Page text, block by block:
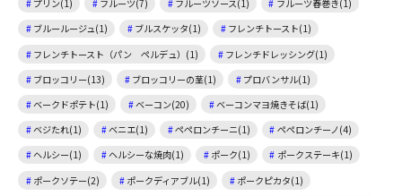
プリン(1)
フルーツ(7) フルーツソース(1)
フルーツ春巻き(1)
ブルールージュ(1)
ブルスケッタ(1)
フレンチトースト(1)
フレンチトースト（パン ペルデュ）(1)
フレンチドレッシング(1)
ブロッコリー(13)
ブロッコリーの茎(1)
プロバンサル(1)
ベークドポテト(1)
ベーコン(20)
ベーコンマヨ焼きそば(1)
ベジたれ(1)
ベニエ(1) ペペロンチーニ(1)
ペペロンチーノ(4)
ヘルシー(1)
ヘルシーな焼肉(1) ポーク(1)
ポークステーキ(1)
ポークソテー(2)
ポークディアブル(1)
ポークピカタ(1)